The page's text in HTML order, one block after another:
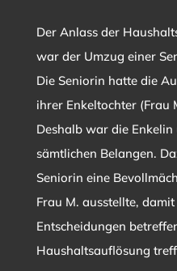
Der Anlass der
war der Umzug einer
Die Seniorin hatte die
ihrer Enkeltochter (Frau
Deshalb war die
sämtlichen Belangen.
Seniorin eine
Frau M. ausstellte,
Entscheidungen
Haushaltsauflösung